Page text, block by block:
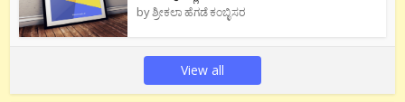
byಶ್ರೀಕಲಾ ಹೆಗಡೆ ಕಂಬ್ಳಿಸರ
View all